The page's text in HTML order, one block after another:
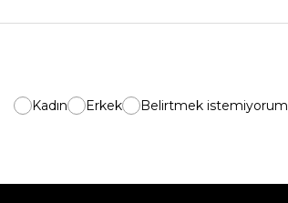
Kadın Erkek Belirtmek istemiyorum